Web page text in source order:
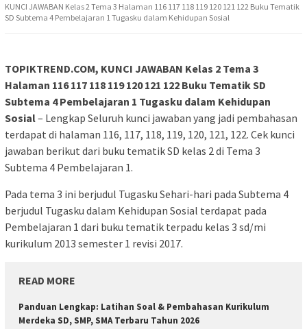
KUNCI JAWABAN Kelas 2 Tema 3 Halaman 116 117 118 119 120 121 122 Buku Tematik
SD Subtema 4 Pembelajaran 1 Tugasku dalam Kehidupan Sosial
TOPIKTREND.COM, KUNCI JAWABAN Kelas 2 Tema 3
Halaman 116 117 118 119 120 121 122 Buku Tematik SD
Subtema 4 Pembelajaran 1 Tugasku dalam Kehidupan
Sosial– Lengkap Seluruh kunci jawaban yang jadi pembahasan
terdapat di halaman 116, 117, 118, 119, 120, 121, 122. Cek kunci
jawaban berikut dari buku tematik SD kelas 2 di Tema 3
Subtema 4 Pembelajaran 1.
Pada tema 3 ini berjudul Tugasku Sehari-hari pada Subtema 4
berjudul Tugasku dalam Kehidupan Sosial terdapat pada
Pembelajaran 1 dari buku tematik terpadu kelas 3 sd/mi
kurikulum 2013 semester 1 revisi 2017.
READ MORE
Panduan Lengkap: Latihan Soal & Pembahasan Kurikulum
Merdeka SD, SMP, SMA Terbaru Tahun 2026